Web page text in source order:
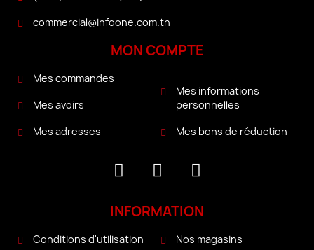
commercial@infoone.com.tn
MON COMPTE
Mes commandes
Mes avoirs
Mes adresses
Mes informations
personnelles
Mes bons de réduction
INFORMATION
Conditions d'utilisation
Nos magasins